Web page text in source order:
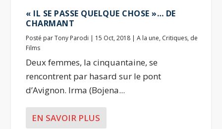
« IL SE PASSE QUELQUE CHOSE »… DE
CHARMANT
Posté parTony Parodi | 15 Oct, 2018 |A la une, Critiques, de
Films
Deux femmes, la cinquantaine, se
rencontrent par hasard sur le pont
d’Avignon. Irma (Bojena...
EN SAVOIR PLUS